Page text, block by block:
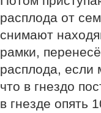
расплода от
снимают
рамки,
расплода, если
что в гнездо
в гнезде опять